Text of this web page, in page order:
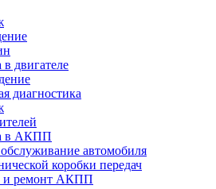
двигателе
диагностика
в АКПП
автомобиля
коробки передач
и ремонт АКПП